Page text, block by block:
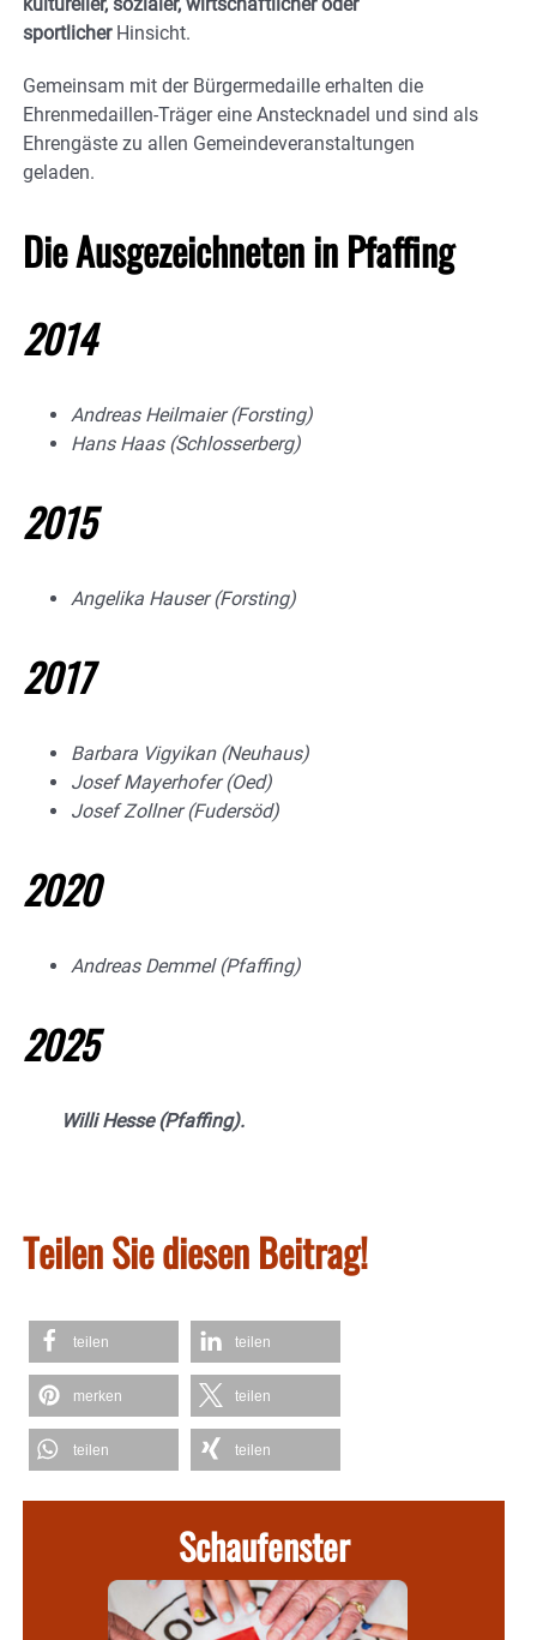
sportlicherHinsicht.
Gemeinsam mit der Bürgermedaille erhalten die
Ehrenmedaillen-Träger eine Anstecknadel und sind als
Ehrengäste zu allen Gemeindeveranstaltungen
geladen.
Die Ausgezeichneten in Pfaffing
2014
Andreas Heilmaier (Forsting)
Hans Haas (Schlosserberg)
2015
Angelika Hauser (Forsting)
2017
Barbara Vigyikan (Neuhaus)
Josef Mayerhofer (Oed)
Josef Zollner (Fudersöd)
2020
Andreas Demmel (Pfaffing)
2025
Willi Hesse (Pfaffing).
Teilen Sie diesen Beitrag!
teilen teilen
merken teilen
teilen teilen
Schaufenster